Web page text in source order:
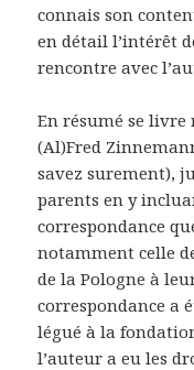
connais son
en détail l’intérêt
rencontre avec
En résumé se
(Al)Fred
savez surement),
parents en y
correspondance
notamment celle
de la Pologne à
correspondance a
légué à la
l’auteur a eu les